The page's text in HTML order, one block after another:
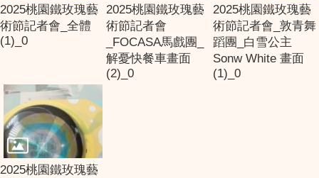
2025桃園鐵玫瑰藝
術節記者會_全體
(1)_0
2025桃園鐵玫瑰藝
術節記者會
_FOCASA馬戲團_
解憂快餐車畫面
(2)_0
2025桃園鐵玫瑰藝
術節記者會_敦青舞
蹈團_白雪公主
Sonw White 畫面
(1)_0
2025桃園鐵玫瑰藝